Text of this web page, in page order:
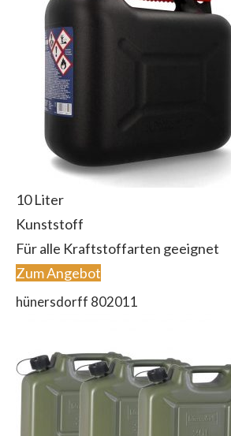
10 Liter
Kunststoff
Für alle Kraftstoffarten geeignet
Zum Angebot
hünersdorff 802011